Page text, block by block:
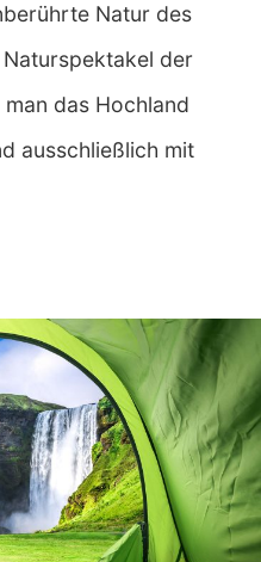
Natur des
der
das Hochland
ausschließlich mit